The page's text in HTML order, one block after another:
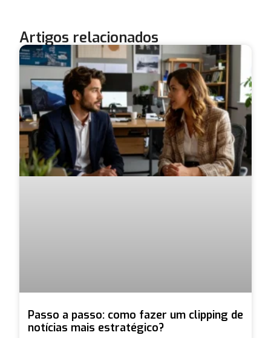
Artigos relacionados
Passo a passo: como fazer um clipping de
notícias mais estratégico?